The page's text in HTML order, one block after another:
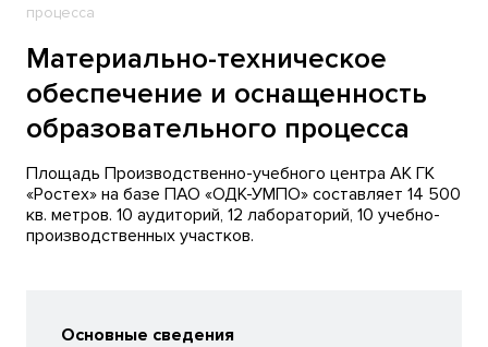
процесса
Материально-техническое
обеспечение и оснащенность
образовательного процесса
Площадь Производственно-учебного центра АК ГК
«Ростех» на базе ПАО «ОДК-УМПО» составляет 14 500
кв. метров. 10 аудиторий, 12 лабораторий, 10 учебно-
производственных участков.
Основные сведения